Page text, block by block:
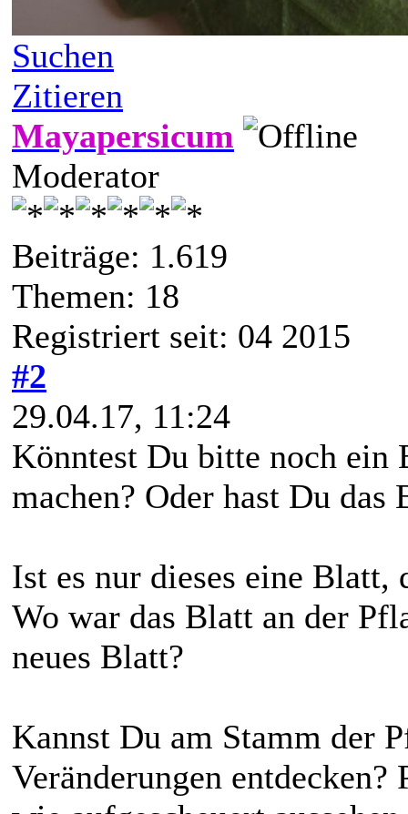
Suchen
Zitieren
Mayapersicum
Moderator
Beiträge: 1.619
Themen: 18
Registriert seit: 04 2015
#2
29.04.17, 11:24
Könntest Du bitte noch ein
machen? Oder hast Du
Ist es nur dieses eine Blatt,
Wo war das Blatt an der
neues Blatt?
Kannst Du am Stamm der
Veränderungen